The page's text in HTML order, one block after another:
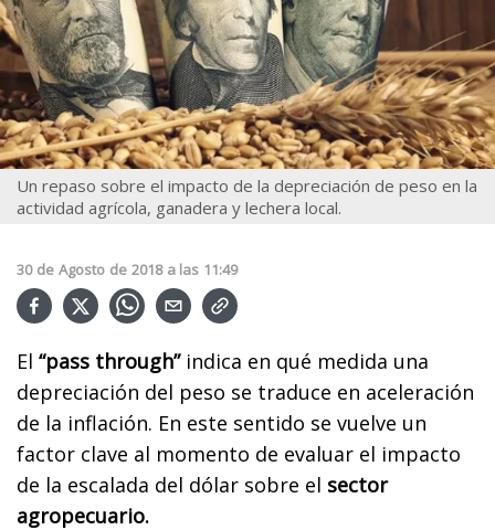
Un repaso sobre el impacto de la depreciación de peso en la
actividad agrícola, ganadera y lechera local.
30 de Agosto de 2018 a las 11:49
El “pass through”indica en qué medida una
depreciación del peso se traduce en aceleración
de la inflación. En este sentido se vuelve un
factor clave al momento de evaluar el impacto
de la escalada del dólar sobre el sector
agropecuario.